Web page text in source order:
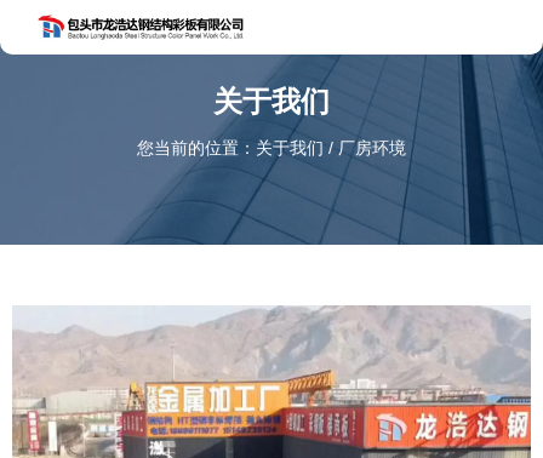
关于我们
您当前的位置：关于我们 / 厂房环境